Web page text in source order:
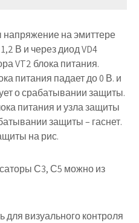
на эмиттере
В и через диод VD4
VT2 блока питания.
питания падает до 0 В. и
о срабатывании защиты.
питания и узла защиты
защиты – гаснет.
на рис.
С3, С5 можно из
визуального контроля